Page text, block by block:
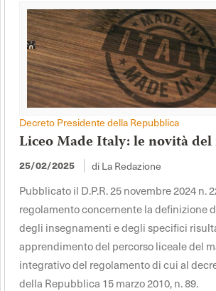
Decreto Presidente della Repubblica
Liceo Made Italy: le novità del
25/02/2025 di La Redazione
Pubblicato il D.P.R. 25 novembre 2024 n.
regolamento concernente la definizione
degli insegnamenti e degli specifici
apprendimento del percorso liceale del
integrativo del regolamento di cui al
della Repubblica 15 marzo 2010, n. 89.